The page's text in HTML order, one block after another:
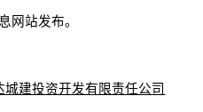
网站发布。
建投资开发有限责任公司